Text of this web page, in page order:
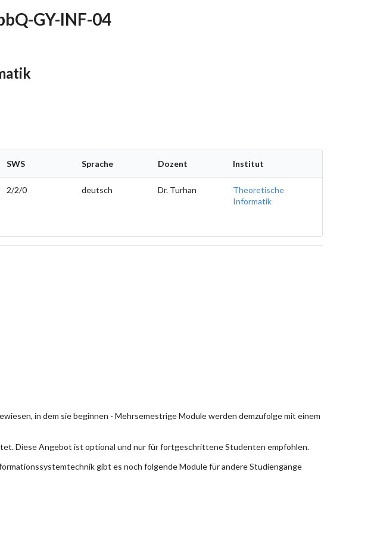
GY-INF-04
SWS Sprache Dozent Institut
2/2/0 deutsch Dr. Turhan
Theoretische
Informatik
in dem sie beginnen - Mehrsemestrige Module werden demzufolge mit einem
Diese Angebot ist optional und nur für fortgeschrittene Studenten empfohlen.
gibt es noch folgende Module für andere Studiengänge